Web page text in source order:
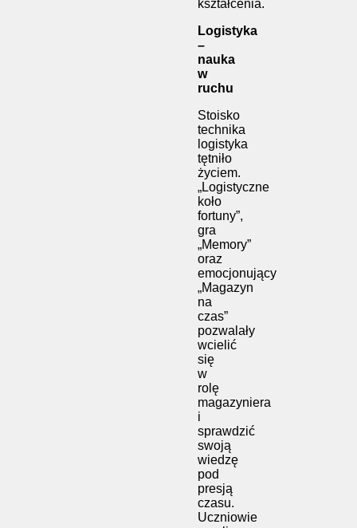
kształcenia.
Logistyka
–
nauka
w
ruchu
Stoisko
technika
logistyka
tętniło
życiem.
„Logistyczne
koło
fortuny”,
gra
„Memory”
oraz
emocjonujący
„Magazyn
na
czas”
pozwalały
wcielić
się
w
rolę
magazyniera
i
sprawdzić
swoją
wiedzę
pod
presją
czasu.
Uczniowie